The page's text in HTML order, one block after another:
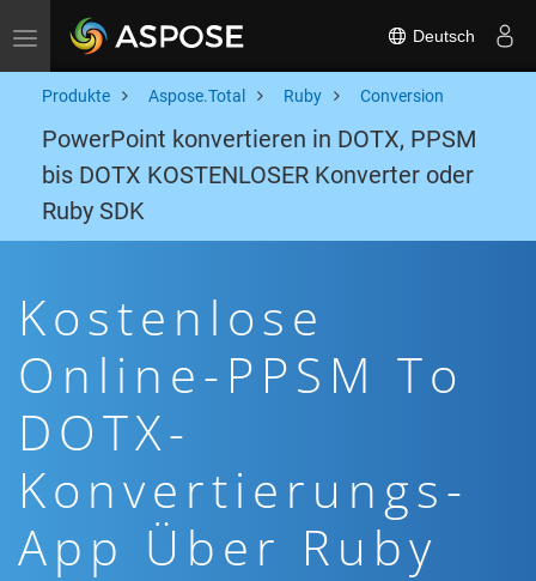
Toggle navigation Deutsch
Produkte Aspose.Total Ruby Conversion
PowerPoint konvertieren in DOTX, PPSM
bis DOTX KOSTENLOSER Konverter oder
Ruby SDK
Kostenlose
Online-PPSM To
DOTX-
Konvertierungs-
App Über Ruby